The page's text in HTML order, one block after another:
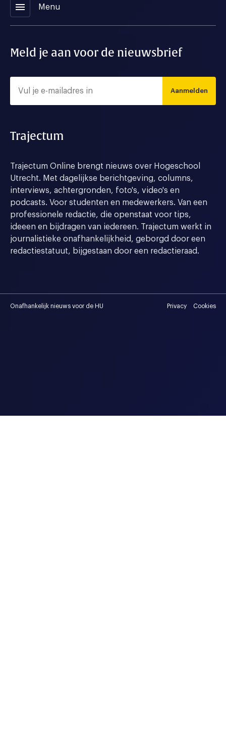
menu Menu
Meld je aan voor de nieuwsbrief
Aanmelden
Trajectum
Trajectum Online brengt nieuws over Hogeschool
Utrecht. Met dagelijkse berichtgeving, columns,
interviews, achtergronden, foto's, video's en
podcasts. Voor studenten en medewerkers. Van een
professionele redactie, die openstaat voor tips,
ideeen en bijdragen van iedereen. Trajectum werkt in
journalistieke onafhankelijkheid, geborgd door een
redactiestatuut, bijgestaan door een redactieraad.
Onafhankelijk nieuws voor de HU Privacy Cookies